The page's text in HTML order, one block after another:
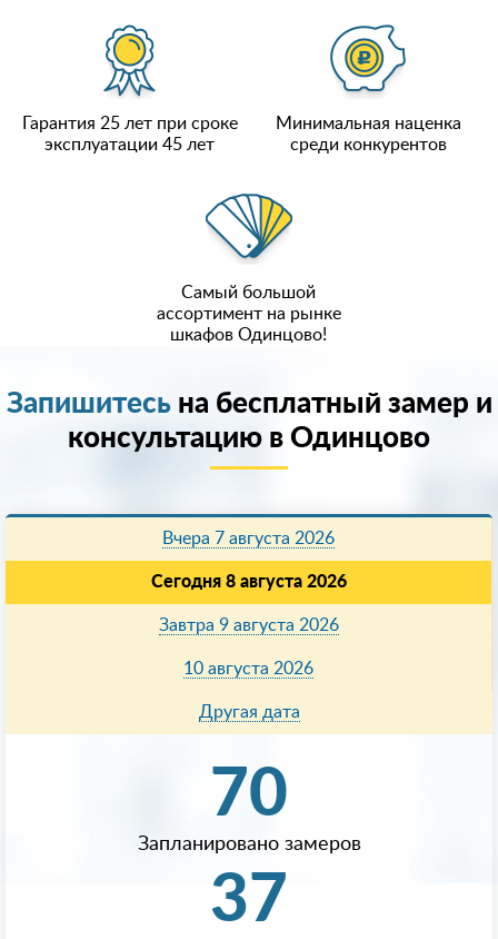
Гарантия 25 лет при сроке
эксплуатации 45 лет
Минимальная наценка
среди конкурентов
Самый большой
ассортимент на рынке
шкафов Одинцово!
Запишитесьна бесплатный замер и
консультацию в Одинцово
Вчера 7 августа 2026
Сегодня 8 августа 2026
Завтра 9 августа 2026
10 августа 2026
Другая дата
70
Запланировано замеров
37